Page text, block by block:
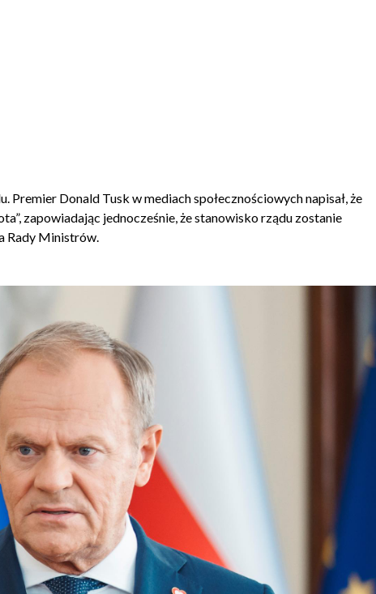
Premier Donald Tusk w mediach społecznościowych napisał, że
zapowiadając jednocześnie, że stanowisko rządu zostanie
Rady Ministrów.